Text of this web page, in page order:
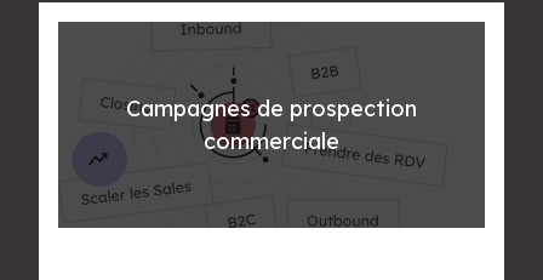
Campagnes de prospection
commerciale